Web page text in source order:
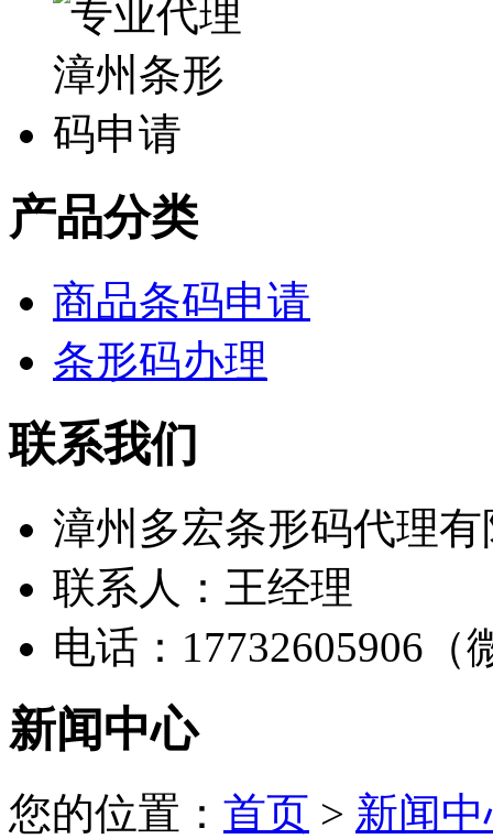
产品分类
商品条码申请
条形码办理
联系我们
漳州多宏条形码代理
联系人：王经理
电话：17732605906（
新闻中心
您的位置： 首页 > 新闻